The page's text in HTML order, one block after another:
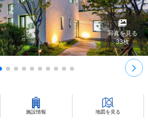
写真を見る
33枚
施設情報 地図を見る